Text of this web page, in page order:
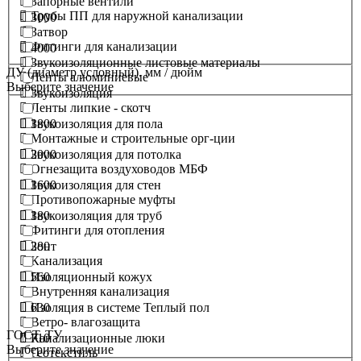
Трубы ПП для наружной канализации
Фитинги для канализации
Ленты алюминиевые
Ленты липкие - скотч
Монтажные и строительные орг-ции
Огнезащита воздуховодов МБФ
Противопожарные муфты
Фитинги для отопления
Канализация
Внутренняя канализация
Ветро- влагозащита
Геотекстиль
Затвор
Звукоизоляционные листовые материалы
Звукоизоляция
Звукоизоляция для пола
Звукоизоляция для потолка
Звукоизоляция для стен
Звукоизоляция для труб
Зонт
Изоляционный кожух
Изоляция в системе Теплый пол
Канализационные люки
3000
4000
ДУ (диаметр условный). мм / дюйм
Выберите значение
1800
2000
1600
180
280
560
630
710
ГОСТ, ТУ
Выберите значение